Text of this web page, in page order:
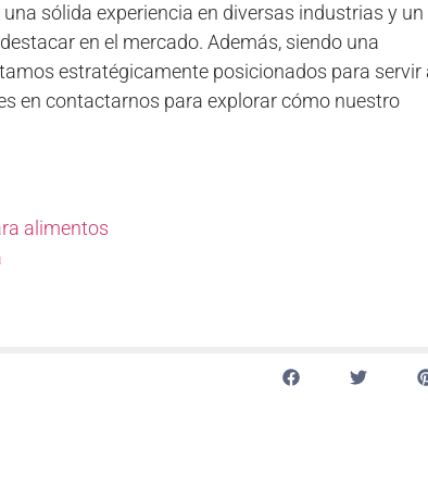
sólida experiencia en diversas industrias y un
en el mercado. Además, siendo una
estratégicamente posicionados para servir
en contactarnos para explorar cómo nuestro
alimentos